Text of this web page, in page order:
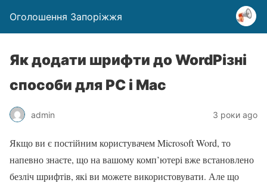
Оголошення Запоріжжя
Як додати шрифти до WordРізні
способи для PC і Mac
admin 3 роки ago
Якщо ви є постійним користувачем Microsoft Word, то
напевно знаєте, що на вашому комп’ютері вже встановлено
безліч шрифтів, які ви можете використовувати. Але що